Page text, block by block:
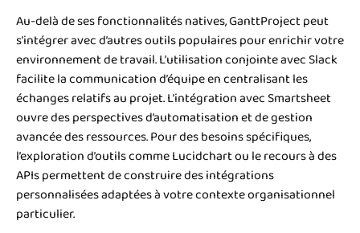
Au-delà de ses fonctionnalités natives, GanttProject peut
s’intégrer avec d’autres outils populaires pour enrichir votre
environnement de travail. L’utilisation conjointe avec Slack
facilite la communication d’équipe en centralisant les
échanges relatifs au projet. L’intégration avec Smartsheet
ouvre des perspectives d’automatisation et de gestion
avancée des ressources. Pour des besoins spécifiques,
l’exploration d’outils comme Lucidchart ou le recours à des
APIs permettent de construire des intégrations
personnalisées adaptées à votre contexte organisationnel
particulier.